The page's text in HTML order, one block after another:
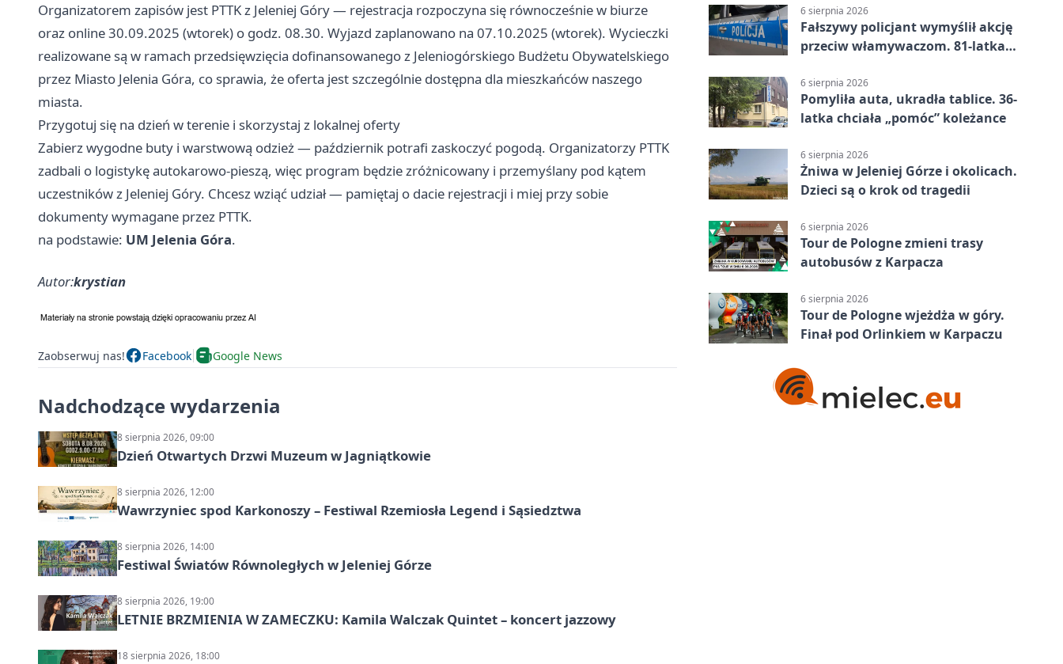
Organizatorem zapisów jest PTTK z Jeleniej Góry — rejestracja rozpoczyna się równocześnie w biurze
oraz online 30.09.2025 (wtorek) o godz. 08.30. Wyjazd zaplanowano na 07.10.2025 (wtorek). Wycieczki
realizowane są w ramach przedsięwzięcia dofinansowanego z Jeleniogórskiego Budżetu Obywatelskiego
przez Miasto Jelenia Góra, co sprawia, że oferta jest szczególnie dostępna dla mieszkańców naszego
miasta.
Przygotuj się na dzień w terenie i skorzystaj z lokalnej oferty
Zabierz wygodne buty i warstwową odzież — październik potrafi zaskoczyć pogodą. Organizatorzy PTTK
zadbali o logistykę autokarowo-pieszą, więc program będzie zróżnicowany i przemyślany pod kątem
uczestników z Jeleniej Góry. Chcesz wziąć udział — pamiętaj o dacie rejestracji i miej przy sobie
dokumenty wymagane przez PTTK.
na podstawie: UM Jelenia Góra.
Autor:krystian
Zaobserwuj nas! Facebook Google News
Nadchodzące wydarzenia
8 sierpnia 2026, 09:00
Dzień Otwartych Drzwi Muzeum w Jagniątkowie
8 sierpnia 2026, 12:00
Wawrzyniec spod Karkonoszy – Festiwal Rzemiosła Legend i Sąsiedztwa
8 sierpnia 2026, 14:00
Festiwal Światów Równoległych w Jeleniej Górze
8 sierpnia 2026, 19:00
LETNIE BRZMIENIA W ZAMECZKU: Kamila Walczak Quintet – koncert jazzowy
18 sierpnia 2026, 18:00
6 sierpnia 2026
Fałszywy policjant wymyślił akcję
przeciw włamywaczom. 81-latka
6 sierpnia 2026
Pomyliła auta, ukradła tablice. 36-
latka chciała „pomóc” koleżance
6 sierpnia 2026
Żniwa w Jeleniej Górze i okolicach.
Dzieci są o krok od tragedii
6 sierpnia 2026
Tour de Pologne zmieni trasy
autobusów z Karpacza
6 sierpnia 2026
Tour de Pologne wjeżdża w góry.
Finał pod Orlinkiem w Karpaczu